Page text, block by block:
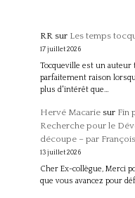
RRsur Les temps
17 juillet 2026
Tocqueville est un auteur
parfaitement raison
plus d'intérêt que…
Hervé Macariesur Fin
Recherche pour le
découpe – par
13 juillet 2026
Cher Ex-collègue, Merci
que vous avancez pour